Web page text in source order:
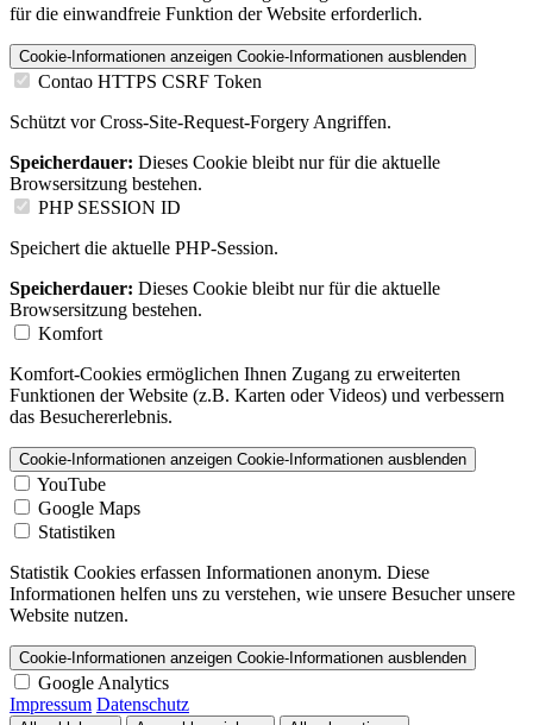
für die einwandfreie Funktion der Website erforderlich.
Cookie-Informationen anzeigen Cookie-Informationen ausblenden
Contao HTTPS CSRF Token
Schützt vor Cross-Site-Request-Forgery Angriffen.
Speicherdauer: Dieses Cookie bleibt nur für die aktuelle
Browsersitzung bestehen.
PHP SESSION ID
Speichert die aktuelle PHP-Session.
Speicherdauer: Dieses Cookie bleibt nur für die aktuelle
Browsersitzung bestehen.
Komfort
Komfort-Cookies ermöglichen Ihnen Zugang zu erweiterten
Funktionen der Website (z.B. Karten oder Videos) und verbessern
das Besuchererlebnis.
Cookie-Informationen anzeigen Cookie-Informationen ausblenden
YouTube
Google Maps
Statistiken
Statistik Cookies erfassen Informationen anonym. Diese
Informationen helfen uns zu verstehen, wie unsere Besucher unsere
Website nutzen.
Cookie-Informationen anzeigen Cookie-Informationen ausblenden
Google Analytics
Impressum Datenschutz